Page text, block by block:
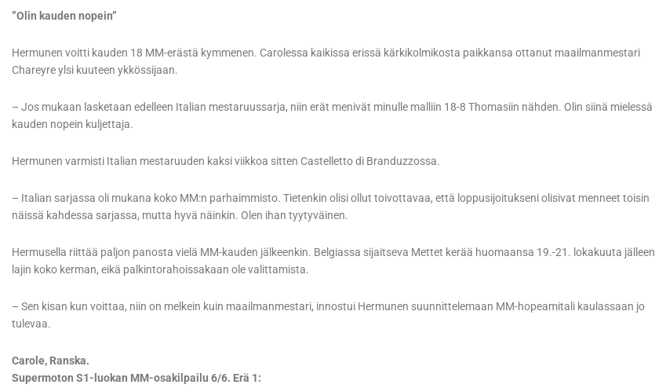
”Olin kauden nopein”
Hermunen voitti kauden 18 MM-erästä kymmenen. Carolessa kaikissa erissä kärkikolmikosta paikkansa ottanut maailmanmestari
Chareyre ylsi kuuteen ykkössijaan.
– Jos mukaan lasketaan edelleen Italian mestaruussarja, niin erät menivät minulle malliin 18-8 Thomasiin nähden. Olin siinä mielessä
kauden nopein kuljettaja.
Hermunen varmisti Italian mestaruuden kaksi viikkoa sitten Castelletto di Branduzzossa.
– Italian sarjassa oli mukana koko MM:n parhaimmisto. Tietenkin olisi ollut toivottavaa, että loppusijoitukseni olisivat menneet toisin
näissä kahdessa sarjassa, mutta hyvä näinkin. Olen ihan tyytyväinen.
Hermusella riittää paljon panosta vielä MM-kauden jälkeenkin. Belgiassa sijaitseva Mettet kerää huomaansa 19.-21. lokakuuta jälleen
lajin koko kerman, eikä palkintorahoissakaan ole valittamista.
– Sen kisan kun voittaa, niin on melkein kuin maailmanmestari, innostui Hermunen suunnittelemaan MM-hopeamitali kaulassaan jo
tulevaa.
Carole, Ranska.
Supermoton S1-luokan MM-osakilpailu 6/6. Erä 1: